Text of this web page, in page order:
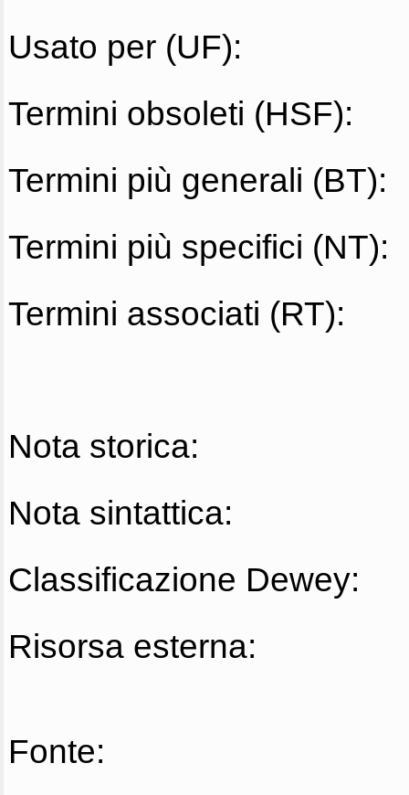
Usato per (UF):
Termini obsoleti (HSF):
Termini più generali (BT):
Termini più specifici (NT):
Termini associati (RT):
Nota storica:
Nota sintattica:
Classificazione Dewey:
Risorsa esterna:
Fonte: